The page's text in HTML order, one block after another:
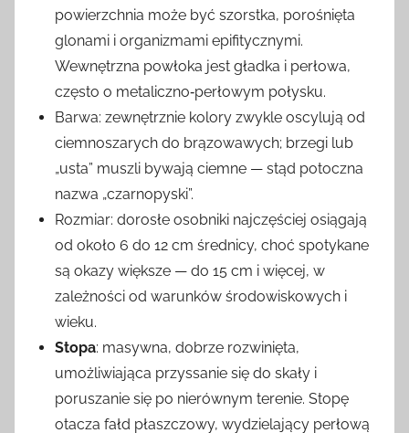
powierzchnia może być szorstka, porośnięta
glonami i organizmami epifitycznymi.
Wewnętrzna powłoka jest gładka i perłowa,
często o metaliczno‑perłowym połysku.
Barwa: zewnętrznie kolory zwykle oscylują od
ciemnoszarych do brązowawych; brzegi lub
„usta” muszli bywają ciemne — stąd potoczna
nazwa „czarnopyski”.
Rozmiar: dorosłe osobniki najczęściej osiągają
od około 6 do 12 cm średnicy, choć spotykane
są okazy większe — do 15 cm i więcej, w
zależności od warunków środowiskowych i
wieku.
Stopa: masywna, dobrze rozwinięta,
umożliwiająca przyssanie się do skały i
poruszanie się po nierównym terenie. Stopę
otacza fałd płaszczowy, wydzielający perłową